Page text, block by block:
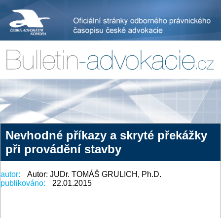
Nevhodné příkazy a skryté překážky
při provádění stavby
autor:
Autor: JUDr. TOMÁŠ GRULICH, Ph.D.
publikováno:
22.01.2015